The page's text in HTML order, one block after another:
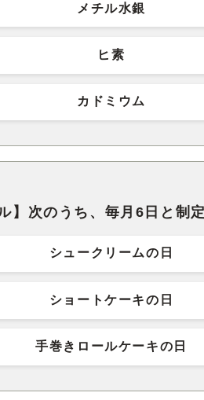
メチル水銀
ヒ素
カドミウム
】次のうち、毎月6日と制
シュークリームの日
ショートケーキの日
手巻きロールケーキの日